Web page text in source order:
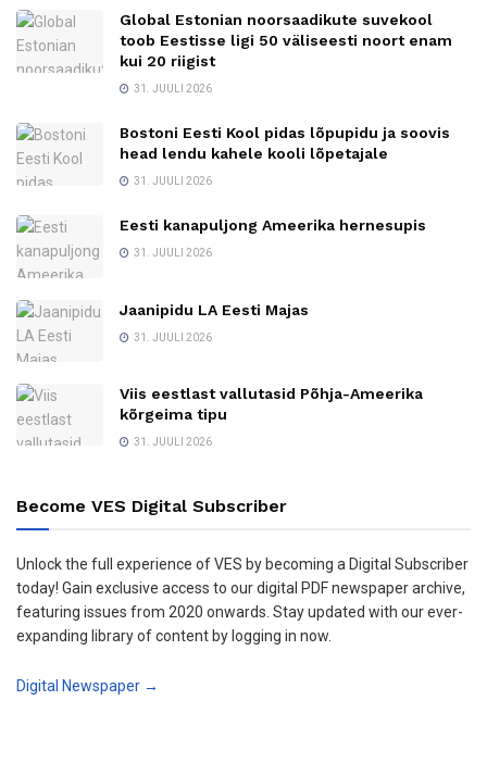
Global Estonian noorsaadikute suvekool
toob Eestisse ligi 50 väliseesti noort enam
kui 20 riigist
31. JUULI 2026
Bostoni Eesti Kool pidas lõpupidu ja soovis
head lendu kahele kooli lõpetajale
31. JUULI 2026
Eesti kanapuljong Ameerika hernesupis
31. JUULI 2026
Jaanipidu LA Eesti Majas
31. JUULI 2026
Viis eestlast vallutasid Põhja-Ameerika
kõrgeima tipu
31. JUULI 2026
Become VES Digital Subscriber
Unlock the full experience of VES by becoming a Digital Subscriber
today! Gain exclusive access to our digital PDF newspaper archive,
featuring issues from 2020 onwards. Stay updated with our ever-
expanding library of content by logging in now.
Digital Newspaper →